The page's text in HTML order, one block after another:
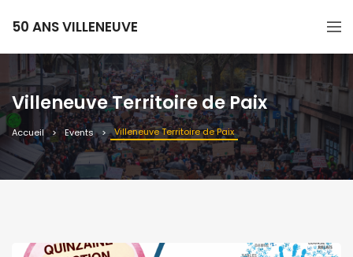
50 ANS VILLENEUVE
Villeneuve Territoire de Paix
Accueil Events Villeneuve Territoire de Paix